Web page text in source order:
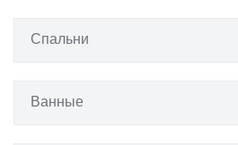
Спальни
Ванные